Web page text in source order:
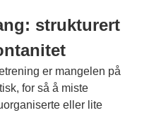
strukturert
er mangelen på
for så å miste
eller lite